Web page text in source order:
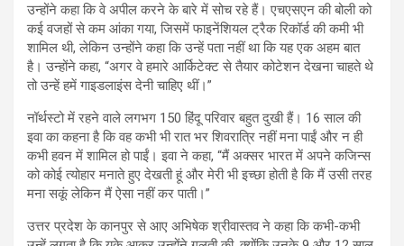
उन्होंने कहा कि वे अपील करने के बारे में सोच रहे हैं। एचएसएन की बोली को
कई वजहों से कम आंका गया, जिसमें फाइनेंशियल ट्रैक रिकॉर्ड की कमी भी
शामिल थी, लेकिन उन्होंने कहा कि उन्हें पता नहीं था कि यह एक अहम बात
है। उन्होंने कहा, “अगर वे हमारे आर्किटेक्ट से तैयार कोटेशन देखना चाहते थे
तो उन्हें हमें गाइडलाइंस देनी चाहिए थीं।”
नॉर्थस्टो में रहने वाले लगभग 150 हिंदू परिवार बहुत दुखी हैं। 16 साल की
इवा का कहना है कि वह कभी भी रात भर शिवरात्रि नहीं मना पाईं और न ही
कभी हवन में शामिल हो पाईं। इवा ने कहा, “मैं अक्सर भारत में अपने कजिन्स
को कोई त्योहार मनाते हुए देखती हूं और मेरी भी इच्छा होती है कि मैं उसी तरह
मना सकूं लेकिन मैं ऐसा नहीं कर पाती।”
उत्तर प्रदेश के कानपुर से आए अभिषेक श्रीवास्तव ने कहा कि कभी-कभी